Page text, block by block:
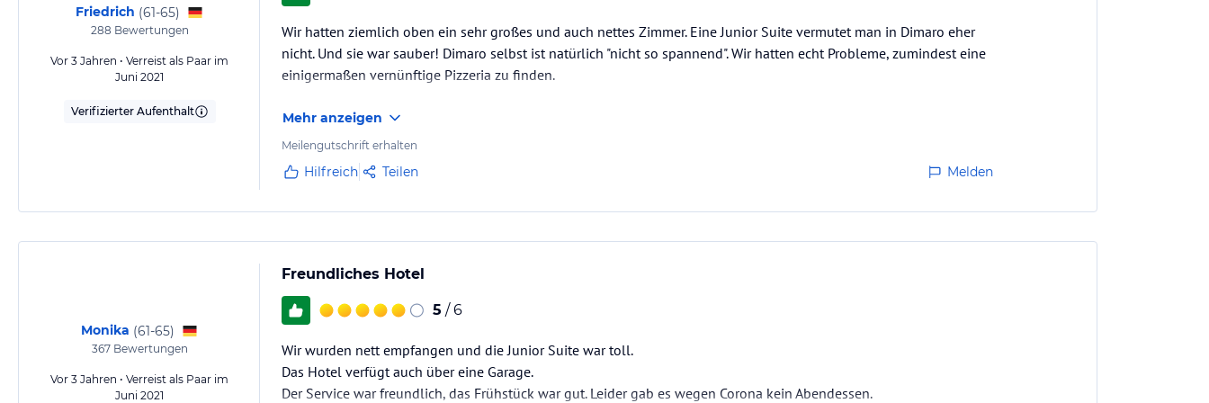
Friedrich (61-65)
288 Bewertungen
Vor 3 Jahren • Verreist als Paar im
Juni 2021
Verifizierter Aufenthalt
Wir hatten ziemlich oben ein sehr großes und auch nettes Zimmer. Eine Junior Suite vermutet man in Dimaro eher
nicht. Und sie war sauber! Dimaro selbst ist natürlich "nicht so spannend". Wir hatten echt Probleme, zumindest eine
einigermaßen vernünftige Pizzeria zu finden.
Mehr anzeigen
Meilengutschrift erhalten
Hilfreich Teilen Melden
Monika (61-65)
367Bewertungen
Vor 3 Jahren • Verreist als Paar im
Juni 2021
Freundliches Hotel
5 / 6
Wir wurden nett empfangen und die Junior Suite war toll.
Das Hotel verfügt auch über eine Garage.
Der Service war freundlich, das Frühstück war gut. Leider gab es wegen Corona kein Abendessen.